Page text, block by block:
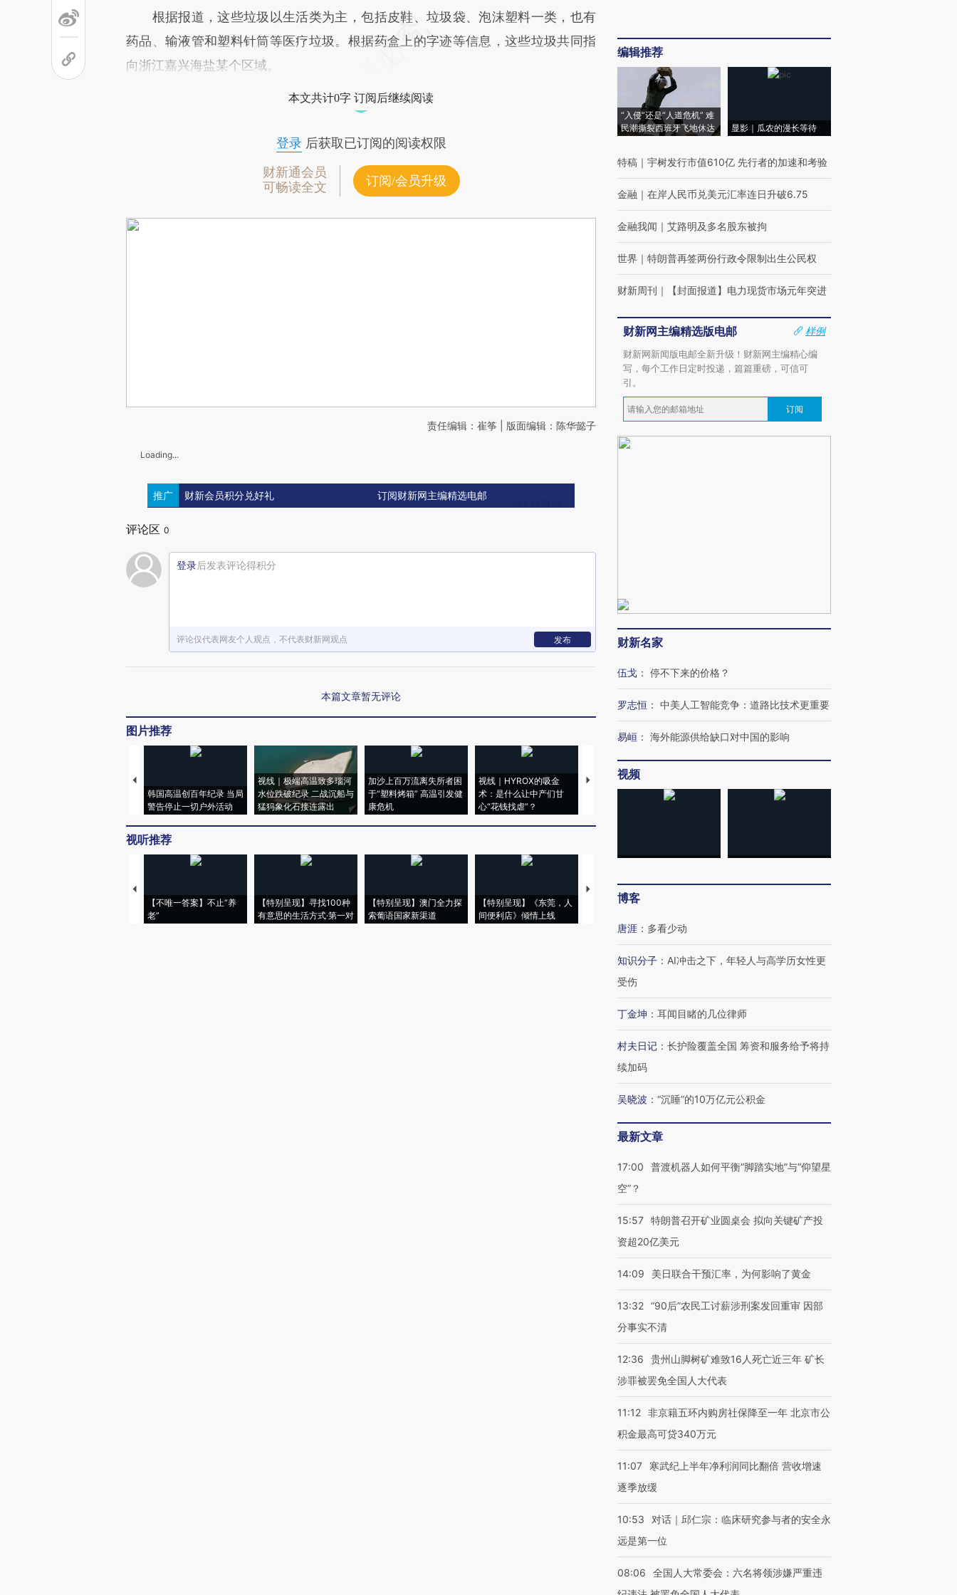
根据报道，这些垃圾以生活类为主，包括皮鞋、垃圾袋、泡沫塑料一类，也有
药品、输液管和塑料针筒等医疗垃圾。根据药盒上的字迹等信息，这些垃圾共同指
向浙江嘉兴海盐某个区域。
本文共计0字 订阅后继续阅读
登录后获取已订阅的阅读权限
财新通会员
可畅读全文
订阅/会员升级
责任编辑：崔筝 | 版面编辑：陈华懿子
Loading...
推广 财新会员积分兑好礼 订阅财新网主编精选电邮
评论区 0
登录后发表评论得积分
评论仅代表网友个人观点，不代表财新网观点 发布
本篇文章暂无评论
图片推荐
韩国高温创百年纪录 当局
警告停止一切户外活动
视线｜极端高温致多瑙河
水位跌破纪录 二战沉船与
猛犸象化石接连露出
加沙上百万流离失所者困
于“塑料烤箱” 高温引发健
康危机
视线｜HYROX的吸金
术：是什么让中产们甘
心“花钱找虐”？
马航飞行员跨国走私7万
粒摇头丸 尿检体内含3种
度Z世代 用街头抗争将教
视听推荐
【不唯一答案】不止“养
老”
【特别呈现】寻找100种
有意思的生活方式·第一对
【特别呈现】澳门全力探
索葡语国家新渠道
【特别呈现】《东莞，人
间便利店》倾情上线
【推广】走进第四届链博
会，让数智科技“链”接产
编辑推荐
“入侵”还是“人道危机” 难
民潮撕裂西班牙飞地休达
显影｜瓜农的漫长等待
特稿 ｜ 宇树发行市值610亿 先行者的加速和考验
金融 ｜ 在岸人民币兑美元汇率连日升破6.75
金融我闻 ｜ 艾路明及多名股东被拘
世界 ｜ 特朗普再签两份行政令限制出生公民权
财新周刊 ｜ 【封面报道】电力现货市场元年突进
财新网主编精选版电邮
样例
财新网新闻版电邮全新升级！财新网主编精心编
写，每个工作日定时投递，篇篇重磅，可信可
引。
订阅
财新名家
伍戈 ： 停不下来的价格？
罗志恒 ： 中美人工智能竞争：道路比技术更重要
易峘 ： 海外能源供给缺口对中国的影响
视频
博客
唐涯 ： 多看少动
知识分子 ： AI冲击之下，年轻人与高学历女性更
受伤
丁金坤 ： 耳闻目睹的几位律师
村夫日记 ： 长护险覆盖全国 筹资和服务给予将持
续加码
吴晓波 ： “沉睡”的10万亿元公积金
最新文章
17:00
普渡机器人如何平衡“脚踏实地”与“仰望星
空”？
15:57 特朗普召开矿业圆桌会 拟向关键矿产投
资超20亿美元
14:09 美日联合干预汇率，为何影响了黄金
13:32 “90后”农民工讨薪涉刑案发回重审 因部
分事实不清
12:36
贵州山脚树矿难致16人死亡近三年 矿长
涉罪被罢免全国人大代表
11:12 非京籍五环内购房社保降至一年 北京市公
积金最高可贷340万元
11:07
寒武纪上半年净利润同比翻倍 营收增速
逐季放缓
10:53
对话｜邱仁宗：临床研究参与者的安全永
远是第一位
08:06
全国人大常委会：六名将领涉嫌严重违